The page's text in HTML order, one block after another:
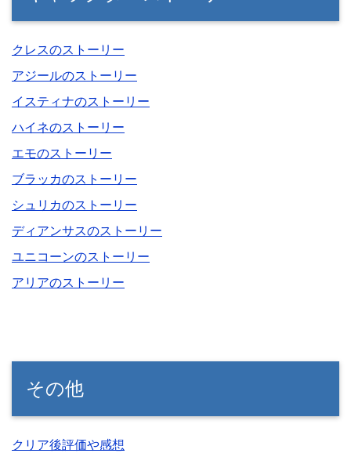
クレスのストーリー
アジールのストーリー
イスティナのストーリー
ハイネのストーリー
エモのストーリー
ブラッカのストーリー
シュリカのストーリー
ディアンサスのストーリー
ユニコーンのストーリー
アリアのストーリー
その他
クリア後評価や感想